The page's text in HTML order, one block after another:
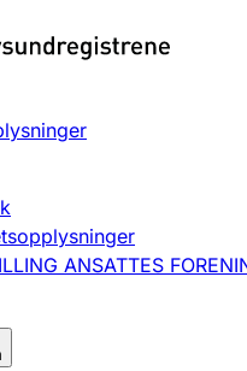
til
slette
ANSATTES